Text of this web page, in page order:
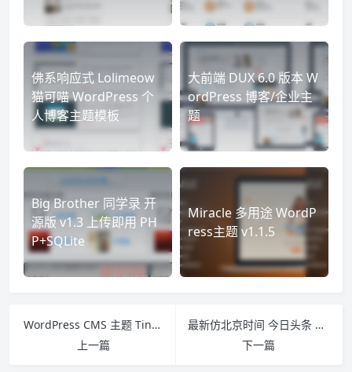
佛系响应式 Lolimeow
猫可喵 WordPress 个
人博客主题模板
大前端 DUX 6.0 版本 W
ordPress 博客/企业主
题
Big Brother 同学录 开
源版 v1.3 上传即用 PH
P+SQLite
Miracle 多用途 WordP
ress主题 v1.1.5
WordPress CMS 主题 Tint Pro (Tinection重构版) 无域名限制商业主题
上一篇
最新仿北京时间 今日头条 新闻资讯类主题 Btime 1.4
下一篇